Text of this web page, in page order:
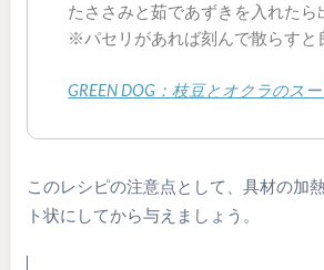
たささみと茹であずきを入れたら
※パセリがあれば刻んで散らすと
GREEN DOG：枝豆とオクラのス
このレシピの注意点として、具材の加
ト状にしてから与えましょう。